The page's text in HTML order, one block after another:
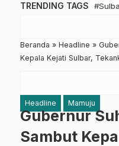
TRENDING TAGS
Beranda » Headline »
Kepala Kejati Sulbar,
Headline Mamuju
Gubernur
Sambut